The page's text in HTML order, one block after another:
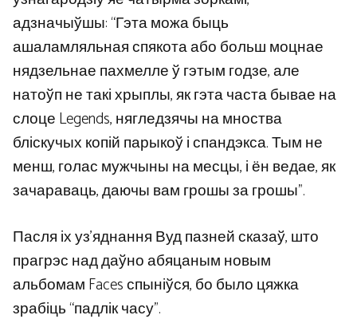
адзначыўшы: “Гэта можа быць
ашаламляльная спякота або больш моцнае
нядзельнае пахмелле ў гэтым годзе, але
натоўп не такі хрыплы, як гэта часта бывае на
слоце Legends, нягледзячы на ​​​​мноства
бліскучых копій парыкоў і спандэкса. Тым не
менш, голас мужчыны на месцы, і ён ведае, як
зачараваць, даючы вам грошы за грошы”.
Пасля іх уз’яднання Вуд пазней сказаў, што
прагрэс над даўно абяцаным новым
альбомам Faces спыніўся, бо было цяжка
зрабіць “падлік часу”.